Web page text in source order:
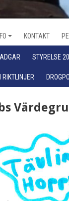
KONTAKT
STYRELSE
RIKTLINJER